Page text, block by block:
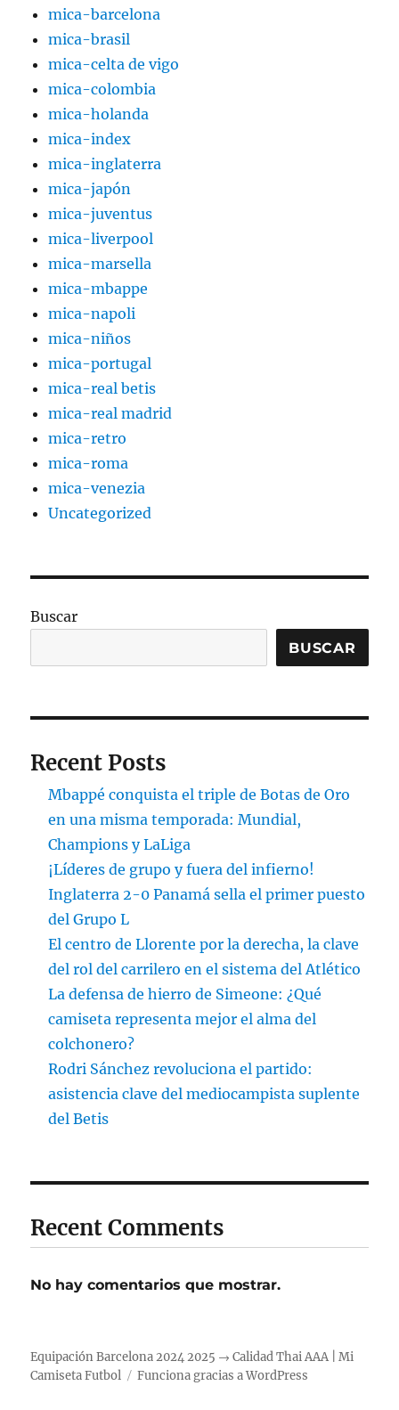
mica-barcelona
mica-brasil
mica-celta de vigo
mica-colombia
mica-holanda
mica-index
mica-inglaterra
mica-japón
mica-juventus
mica-liverpool
mica-marsella
mica-mbappe
mica-napoli
mica-niños
mica-portugal
mica-real betis
mica-real madrid
mica-retro
mica-roma
mica-venezia
Uncategorized
Buscar
BUSCAR
Recent Posts
Mbappé conquista el triple de Botas de Oro
en una misma temporada: Mundial,
Champions y LaLiga
¡Líderes de grupo y fuera del infierno!
Inglaterra 2-0 Panamá sella el primer puesto
del Grupo L
El centro de Llorente por la derecha, la clave
del rol del carrilero en el sistema del Atlético
La defensa de hierro de Simeone: ¿Qué
camiseta representa mejor el alma del
colchonero?
Rodri Sánchez revoluciona el partido:
asistencia clave del mediocampista suplente
del Betis
Recent Comments
No hay comentarios que mostrar.
Equipación Barcelona 2024 2025 → Calidad Thai AAA | Mi
Camiseta Futbol
Funciona gracias a WordPress